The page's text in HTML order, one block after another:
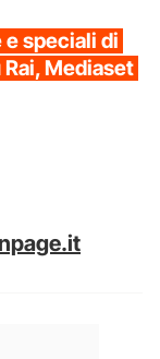
speciali di
Mediaset